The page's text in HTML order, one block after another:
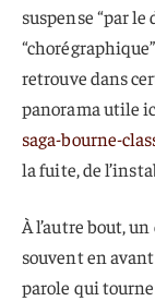
suspense “par
retrouve dans
panorama utile
saga-bourne-
la fuite, de
À l’autre bout,
souvent en
parole qui tourne